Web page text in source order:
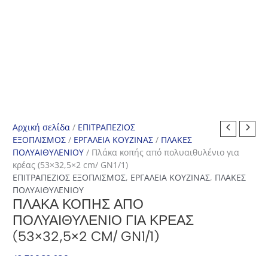
Αρχική σελίδα / ΕΠΙΤΡΑΠΕΖΙΟΣ
ΕΞΟΠΛΙΣΜΟΣ / ΕΡΓΑΛΕΙΑ ΚΟΥΖΙΝΑΣ / ΠΛΑΚΕΣ
ΠΟΛΥΑΙΘΥΛΕΝΙΟΥ / Πλάκα κοπής από πολυαιθυλένιο για
κρέας (53×32,5×2 cm/ GN1/1)
ΕΠΙΤΡΑΠΕΖΙΟΣ ΕΞΟΠΛΙΣΜΟΣ, ΕΡΓΑΛΕΙΑ ΚΟΥΖΙΝΑΣ, ΠΛΑΚΕΣ
ΠΟΛΥΑΙΘΥΛΕΝΙΟΥ
ΠΛΆΚΑ ΚΟΠΉΣ ΑΠΌ
ΠΟΛΥΑΙΘΥΛΈΝΙΟ ΓΙΑ ΚΡΈΑΣ
(53×32,5×2 CM/ GN1/1)